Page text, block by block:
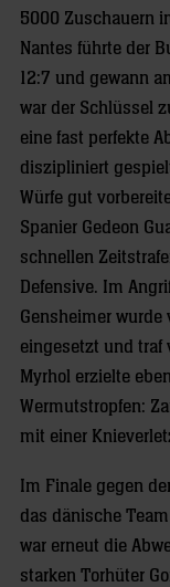
5000 Zuschauern
Nantes führte der
12:7 und gewann
war der Schlüssel
eine fast perfekte
diszipliniert
Würfe gut
Spanier Gedeon
schnellen
Defensive. Im
Gensheimer
eingesetzt und traf
Myrhol erzielte
Wermutstropfen:
mit einer
Im Finale gegen
das dänische
war erneut die
starken Torhüter